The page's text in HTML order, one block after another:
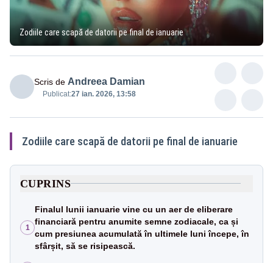
Zodiile care scapă de datorii pe final de ianuarie
Scris de Andreea Damian
Publicat:27 ian. 2026, 13:58
Zodiile care scapă de datorii pe final de ianuarie
CUPRINS
1
Finalul lunii ianuarie vine cu un aer de eliberare
financiară pentru anumite semne zodiacale, ca și
cum presiunea acumulată în ultimele luni începe, în
sfârșit, să se risipească.